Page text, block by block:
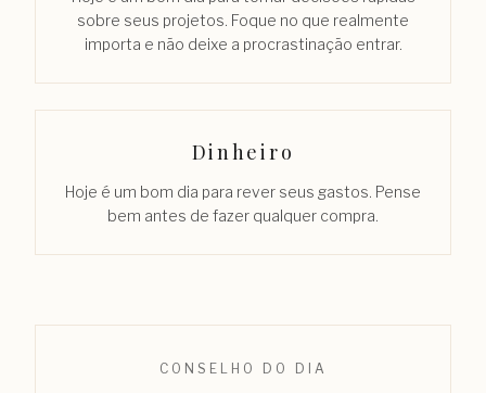
sobre seus projetos. Foque no que realmente
importa e não deixe a procrastinação entrar.
Dinheiro
Hoje é um bom dia para rever seus gastos. Pense
bem antes de fazer qualquer compra.
CONSELHO DO DIA